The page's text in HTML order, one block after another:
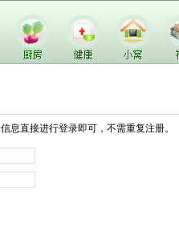
息直接进行登录即可，不需重复注册。